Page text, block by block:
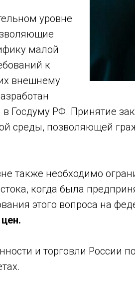
уровне
малой
к
внешнему
Госдуму РФ. Принятие
среды, позволяющей
также необходимо
когда была
этого вопроса на
и торговли России